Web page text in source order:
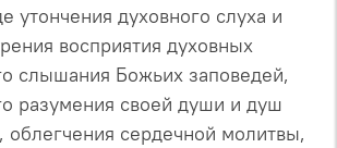
утончения духовного слуха и
восприятия духовных
слышания Божьих заповедей,
разумения своей души и душ
облегчения сердечной молитвы,